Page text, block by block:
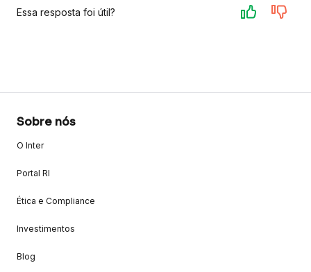
Essa resposta foi útil?
Sobre nós
O Inter
Portal RI
Ética e Compliance
Investimentos
Blog